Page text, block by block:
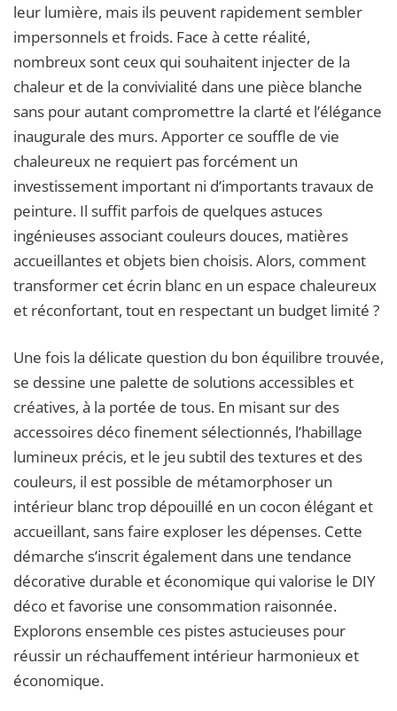
leur lumière, mais ils peuvent rapidement sembler
impersonnels et froids. Face à cette réalité,
nombreux sont ceux qui souhaitent injecter de la
chaleur et de la convivialité dans une pièce blanche
sans pour autant compromettre la clarté et l’élégance
inaugurale des murs. Apporter ce souffle de vie
chaleureux ne requiert pas forcément un
investissement important ni d’importants travaux de
peinture. Il suffit parfois de quelques astuces
ingénieuses associant couleurs douces, matières
accueillantes et objets bien choisis. Alors, comment
transformer cet écrin blanc en un espace chaleureux
et réconfortant, tout en respectant un budget limité ?
Une fois la délicate question du bon équilibre trouvée,
se dessine une palette de solutions accessibles et
créatives, à la portée de tous. En misant sur des
accessoires déco finement sélectionnés, l’habillage
lumineux précis, et le jeu subtil des textures et des
couleurs, il est possible de métamorphoser un
intérieur blanc trop dépouillé en un cocon élégant et
accueillant, sans faire exploser les dépenses. Cette
démarche s’inscrit également dans une tendance
décorative durable et économique qui valorise le DIY
déco et favorise une consommation raisonnée.
Explorons ensemble ces pistes astucieuses pour
réussir un réchauffement intérieur harmonieux et
économique.